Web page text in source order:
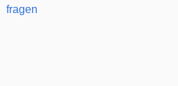
fragen